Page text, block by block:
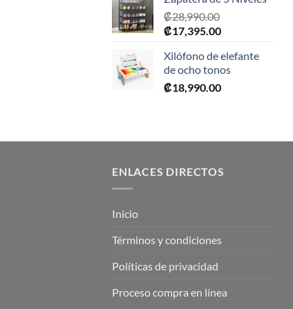
₡28,990.00
El
original
era:
₡28,990.00.
₡17,395.00El
actual
es:
₡17,395.00.
Xilófono de elefante
de ocho tonos
₡18,990.00
ENLACES DIRECTOS
Inicio
Términos y condiciones
Políticas de privacidad
Proceso compra en línea